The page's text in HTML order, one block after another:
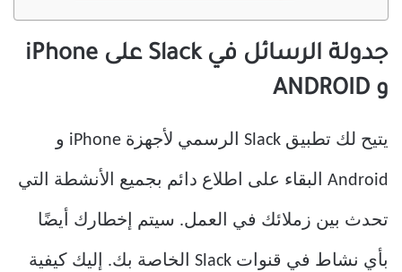
جدولة الرسائل في Slack على iPhone
و ANDROID
يتيح لك تطبيق Slack الرسمي لأجهزة iPhone و
Android البقاء على اطلاع دائم بجميع الأنشطة التي
تحدث بين زملائك في العمل. سيتم إخطارك أيضًا
بأي نشاط في قنوات Slack الخاصة بك. إليك كيفية